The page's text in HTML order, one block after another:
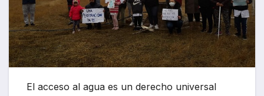
El acceso al agua es un derecho universal